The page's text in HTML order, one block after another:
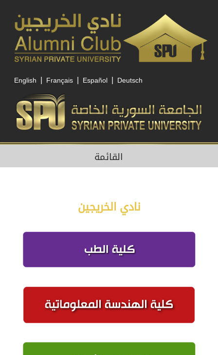
English | Français | Español | Deutsch
القائمة
نادي الخريجين